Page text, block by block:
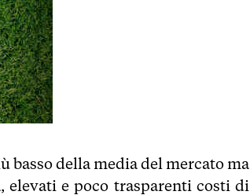
basso della media del mercato ma
elevati e poco trasparenti costi di